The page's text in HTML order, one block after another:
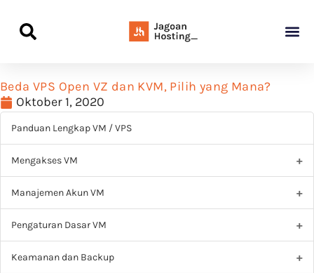
Beda VPS Open VZ dan KVM, Pilih yang Mana?
Oktober 1, 2020
Panduan Lengkap VM / VPS
Mengakses VM
Manajemen Akun VM
Pengaturan Dasar VM
Keamanan dan Backup